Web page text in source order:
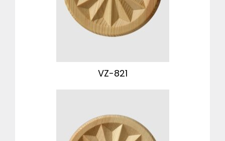
VZ-821